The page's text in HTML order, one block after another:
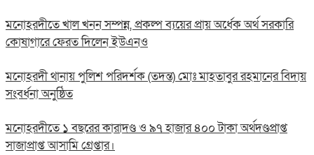
মনোহরদীতে খাল খনন সম্পন্ন, প্রকল্প ব্যয়ের প্রায় অর্ধেক অর্থ সরকারি
কোষাগারে ফেরত দিলেন ইউএনও
মনোহরদী থানায় পুলিশ পরিদর্শক (তদন্ত) মোঃ মাহতাবুর রহমানের বিদায়
সংবর্ধনা অনুষ্ঠিত
মনোহরদীতে ১ বছরের কারাদণ্ড ও ৯৭ হাজার ৪০০ টাকা অর্থদণ্ডপ্রাপ্ত
সাজাপ্রাপ্ত আসামি গ্রেপ্তার।